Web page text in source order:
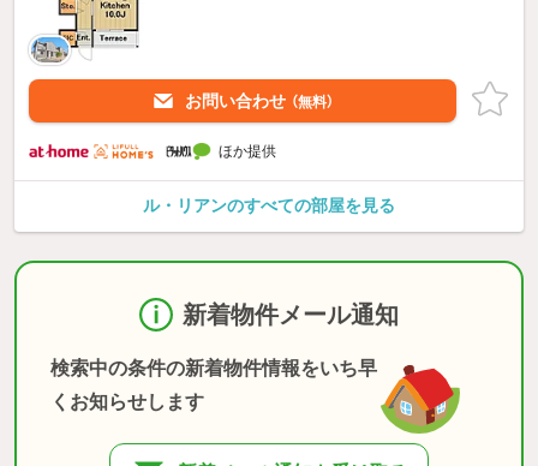
お問い合わせ （無料）
ほか提供
ル・リアンのすべての部屋を見る
新着物件メール通知
検索中の条件の新着物件情報をいち早
くお知らせします